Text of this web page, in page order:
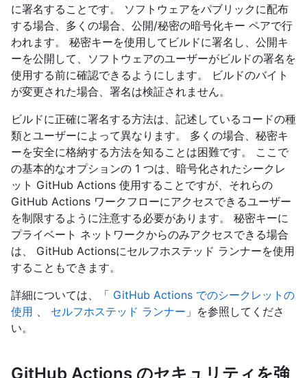
に署名することです。 ソフトウェアをパブリックに配布
する場合、多くの場合、公開/秘密の暗号化キー ペアで行
われます。 秘密キーを使用してビルドに署名し、公開キ
ーを公開して、ソフトウェアのユーザーがビルドの署名を
使用する前に確認できるようにします。 ビルドのバイト
が変更された場合、署名は検証されません。
ビルドに正確に署名する方法は、記述しているコードの種
類とユーザーによって異なります。 多くの場合、秘密キ
ーを安全に格納する方法を知ることは困難です。 ここで
の基本的なオプションの 1 つは、暗号化されたシークレ
ット GitHub Actions 使用することですが、それらの
GitHub Actions ワークフローにアクセスできるユーザー
を制限するように注意する必要があります。 秘密キーに
プライベート ネットワークからのみアクセスできる場合
は、 GitHub Actionsにセルフホステッド ランナーを使用
することもできます。
詳細については、「 GitHub Actions でのシークレットの
使用
セルフホステッド ランナー 」を参照してくださ
い。
GitHub Actions のセキュリティを強